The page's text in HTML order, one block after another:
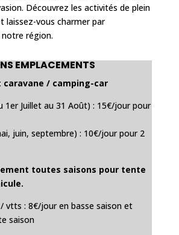
Découvrez les activités de plein
laissez-vous charmer par
région.
EMPLACEMENTS
caravane / camping-car
1er Juillet au 31 Août) : 15€/jour pour
juin, septembre) : 10€/jour pour 2
toutes saisons pour tente
vtts : 8€/jour en basse saison et
saison